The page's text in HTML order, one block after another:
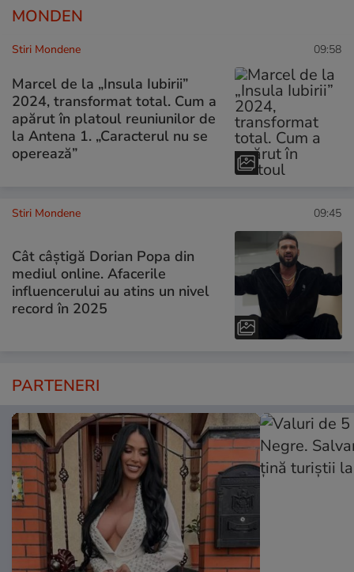
MONDEN
Stiri Mondene 09:58
Marcel de la „Insula Iubirii”
2024, transformat total. Cum a
apărut în platoul reuniunilor de
la Antena 1. „Caracterul nu se
operează”
Stiri Mondene 09:45
Cât câștigă Dorian Popa din
mediul online. Afacerile
influencerului au atins un nivel
record în 2025
PARTENERI